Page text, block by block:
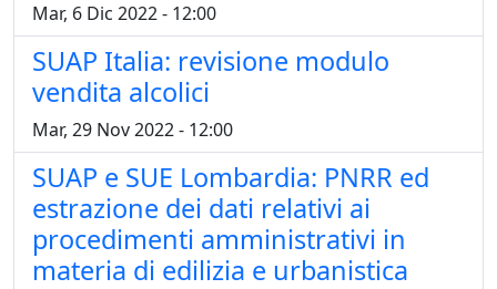
Mar, 6 Dic 2022 - 12:00
SUAP Italia: revisione modulo
vendita alcolici
Mar, 29 Nov 2022 - 12:00
SUAP e SUE Lombardia: PNRR ed
estrazione dei dati relativi ai
procedimenti amministrativi in
materia di edilizia e urbanistica